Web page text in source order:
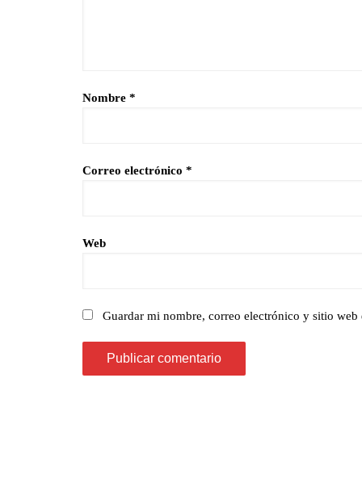
Nombre *
Correo electrónico *
Web
Guardar mi nombre, correo electrónico y sitio